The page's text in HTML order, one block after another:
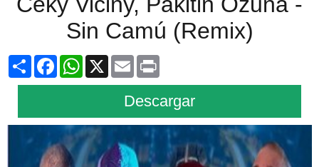
Sin Camú (Remix)
ShareFacebookWhatsApp
X Email
Descargar